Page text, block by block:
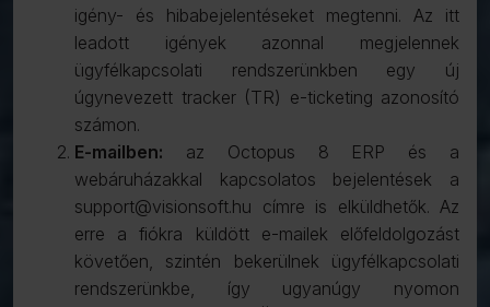
igény- és hibabejelentéseket megtenni. Az itt
leadott igények azonnal megjelennek
ügyfélkapcsolati rendszerünkben egy új
úgynevezett tracker (TR) e-ticketing azonosító
számon.
E-mailben: az Octopus 8 ERP és a
webáruházakkal kapcsolatos bejelentések a
support@visionsoft.hu címre is elküldhetők. Az
erre a fiókra küldött e-mailek előfeldolgozást
követően, szintén bekerülnek ügyfélkapcsolati
rendszerünkbe, így ugyanúgy nyomon